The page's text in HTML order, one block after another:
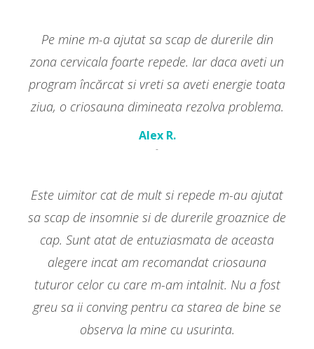
Pe mine m-a ajutat sa scap de durerile din
zona cervicala foarte repede. Iar daca aveti un
program încărcat si vreti sa aveti energie toata
ziua, o criosauna dimineata rezolva problema.
Alex R.
-
Este uimitor cat de mult si repede m-au ajutat
sa scap de insomnie si de durerile groaznice de
cap. Sunt atat de entuziasmata de aceasta
alegere incat am recomandat criosauna
tuturor celor cu care m-am intalnit. Nu a fost
greu sa ii conving pentru ca starea de bine se
observa la mine cu usurinta.